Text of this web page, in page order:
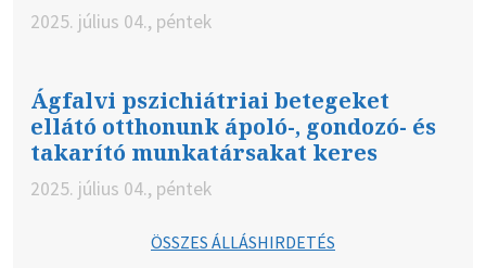
2025. július 04., péntek
Ágfalvi pszichiátriai betegeket
ellátó otthonunk ápoló-, gondozó- és
takarító munkatársakat keres
2025. július 04., péntek
ÖSSZES ÁLLÁSHIRDETÉS